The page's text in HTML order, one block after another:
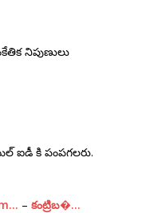
నిపుణులు
ఐడీ కి పంపగలరు.
– కంట్రిబ�…